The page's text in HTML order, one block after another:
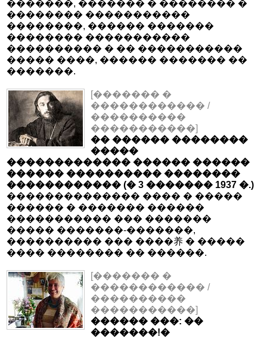
�������, ������� � �������� �
�������� �����������
��������, ������ �������
�������� �����������
���������� � �� �����������
����� ����, ������ ������� ��
�������.
[������� �
������������ /
����������
�����������]
�� ������ ��������
�����
������������� ������ ������
������ ���������� ��������
������������ (� 3 ������� 1937 �.)
�������������� ���� � �����
������ � ������� ������
����������� ��� �������
����� �������-�������,
���������� ��� ����养 � �����
���� �������� �� ������.
[������� �
������������ /
����������
�����������]
������ ���: ��
�������!�